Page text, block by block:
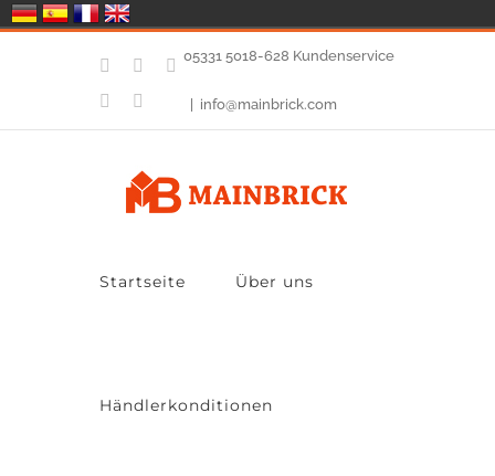
Facebook
TwitterYouTube
Instagram
05331 5018-628 Kundenservice
info@mainbrick.com
Startseite Über uns
Händlerkonditionen